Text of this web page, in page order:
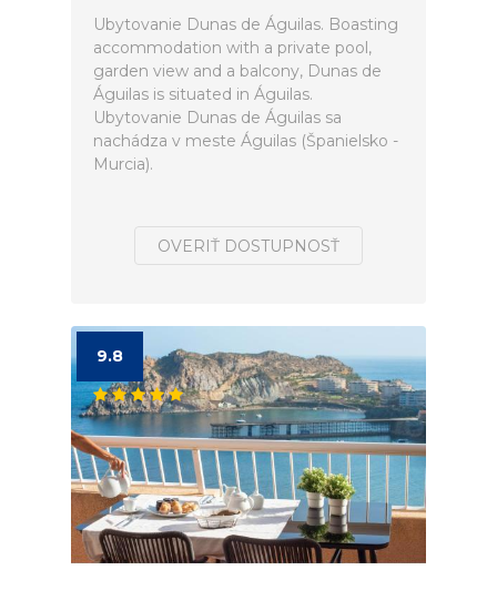
Ubytovanie Dunas de Águilas. Boasting
accommodation with a private pool,
garden view and a balcony, Dunas de
Águilas is situated in Águilas.
Ubytovanie Dunas de Águilas sa
nachádza v meste Águilas (Španielsko -
Murcia).
OVERIŤ DOSTUPNOSŤ
9.8